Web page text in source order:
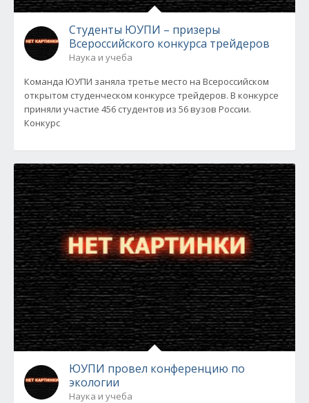
Студенты ЮУПИ – призеры
Всероссийского конкурса трейдеров
Наука и учеба
Команда ЮУПИ заняла третье место на Всероссийском
открытом студенческом конкурсе трейдеров. В конкурсе
приняли участие 456 студентов из 56 вузов России.
Конкурс
ЮУПИ провел конференцию по
экологии
Наука и учеба